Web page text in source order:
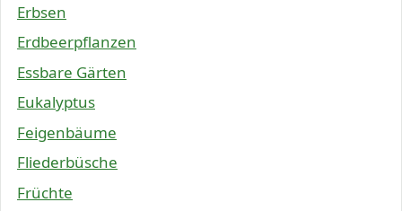
Erbsen
Erdbeerpflanzen
Essbare Gärten
Eukalyptus
Feigenbäume
Fliederbüsche
Früchte